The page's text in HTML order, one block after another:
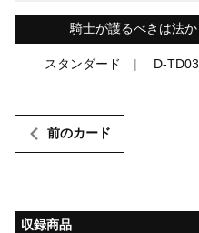
騎士が護るべきは法
スタンダード D-
前のカード
収録商品